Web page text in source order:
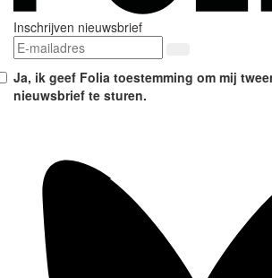
Inschrijven nieuwsbrief
Ja, ik geef Folia toestemming om mij
nieuwsbrief te sturen.